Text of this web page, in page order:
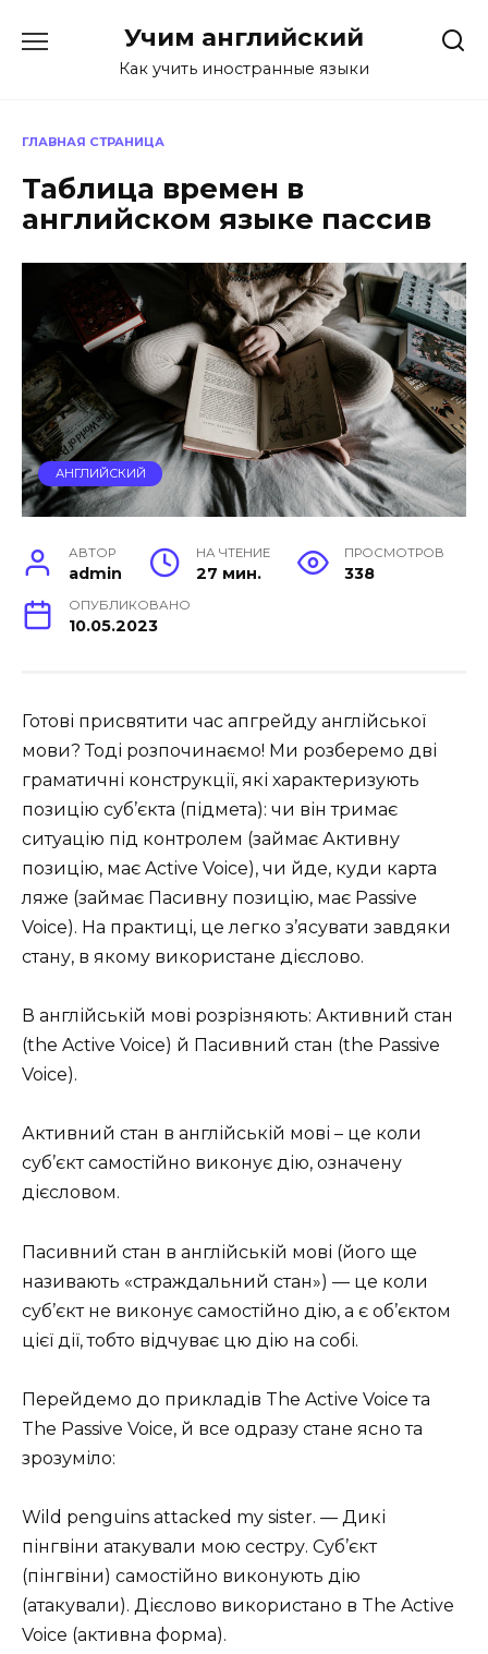
Учим английский
Как учить иностранные языки
ГЛАВНАЯ СТРАНИЦА
Таблица времен в
английском языке пассив
АНГЛИЙСКИЙ
АВТОР
admin
НА ЧТЕНИЕ
27 мин.
ПРОСМОТРОВ
338
ОПУБЛИКОВАНО
10.05.2023
Готові присвятити час апгрейду англійської
мови? Тоді розпочинаємо! Ми розберемо дві
граматичні конструкції, які характеризують
позицію суб’єкта (підмета): чи він тримає
ситуацію під контролем (займає Активну
позицію, має Active Voice), чи йде, куди карта
ляже (займає Пасивну позицію, має Passive
Voice). На практиці, це легко з’ясувати завдяки
стану, в якому використане дієслово.
В англійській мові розрізняють: Активний стан
(the Active Voice) й Пасивний стан (the Passive
Voice).
Активний стан в англійській мові – це коли
суб’єкт самостійно виконує дію, означену
дієсловом.
Пасивний стан в англійській мові (його ще
називають «страждальний стан») — це коли
суб’єкт не виконує самостійно дію, а є об’єктом
цієї дії, тобто відчуває цю дію на собі.
Перейдемо до прикладів The Active Voice та
The Passive Voice, й все одразу стане ясно та
зрозуміло:
Wild penguins attacked my sister. — Дикі
пінгвіни атакували мою сестру. Суб’єкт
(пінгвіни) самостійно виконують дію
(атакували). Дієслово використано в The Active
Voice (активна форма).